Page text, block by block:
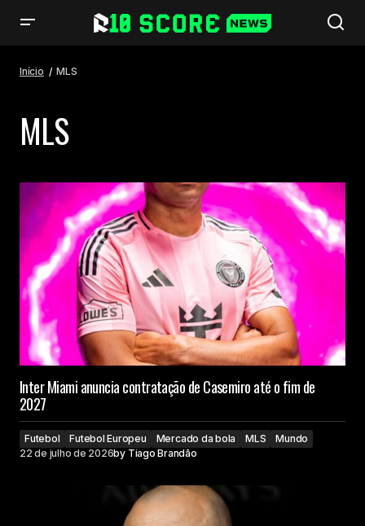
Início MLS
MLS
Inter Miami anuncia contratação de Casemiro até o fim de
2027
Futebol Futebol Europeu Mercado da bola MLS
Mundo
22 de julho de 2026by Tiago Brandão